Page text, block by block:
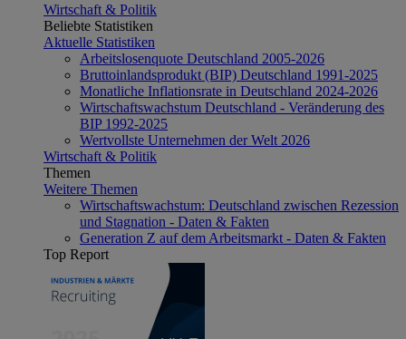
Wirtschaft & Politik
Beliebte Statistiken
Aktuelle Statistiken
Arbeitslosenquote Deutschland 2005-2026
Bruttoinlandsprodukt (BIP) Deutschland 1991-2025
Monatliche Inflationsrate in Deutschland 2024-2026
Wirtschaftswachstum Deutschland - Veränderung des
BIP 1992-2025
Wertvollste Unternehmen der Welt 2026
Wirtschaft & Politik
Themen
Weitere Themen
Wirtschaftswachstum: Deutschland zwischen Rezession
und Stagnation - Daten & Fakten
Generation Z auf dem Arbeitsmarkt - Daten & Fakten
Top Report